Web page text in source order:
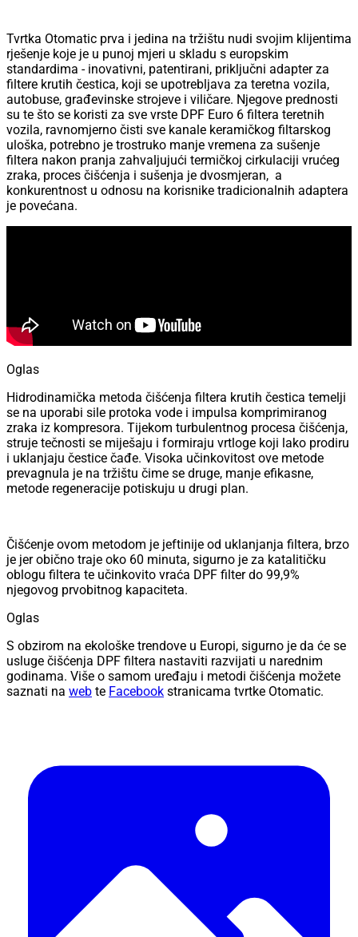
Tvrtka Otomatic prva i jedina na tržištu nudi svojim klijentima
rješenje koje je u punoj mjeri u skladu s europskim
standardima - inovativni, patentirani, priključni adapter za
filtere krutih čestica, koji se upotrebljava za teretna vozila,
autobuse, građevinske strojeve i viličare. Njegove prednosti
su te što se koristi za sve vrste DPF Euro 6 filtera teretnih
vozila, ravnomjerno čisti sve kanale keramičkog filtarskog
uloška, potrebno je trostruko manje vremena za sušenje
filtera nakon pranja zahvaljujući termičkoj cirkulaciji vrućeg
zraka, proces čišćenja i sušenja je dvosmjeran, a
konkurentnost u odnosu na korisnike tradicionalnih adaptera
je povećana.
Oglas
Hidrodinamička metoda čišćenja filtera krutih čestica temelji
se na uporabi sile protoka vode i impulsa komprimiranog
zraka iz kompresora. Tijekom turbulentnog procesa čišćenja,
struje tečnosti se miješaju i formiraju vrtloge koji lako prodiru
i uklanjaju čestice čađe. Visoka učinkovitost ove metode
prevagnula je na tržištu čime se druge, manje efikasne,
metode regeneracije potiskuju u drugi plan.
Čišćenje ovom metodom je jeftinije od uklanjanja filtera, brzo
je jer obično traje oko 60 minuta, sigurno je za katalitičku
oblogu filtera te učinkovito vraća DPF filter do 99,9%
njegovog prvobitnog kapaciteta.
Oglas
S obzirom na ekološke trendove u Europi, sigurno je da će se
usluge čišćenja DPF filtera nastaviti razvijati u narednim
godinama. Više o samom uređaju i metodi čišćenja možete
saznati na web te Facebook stranicama tvrtke Otomatic.